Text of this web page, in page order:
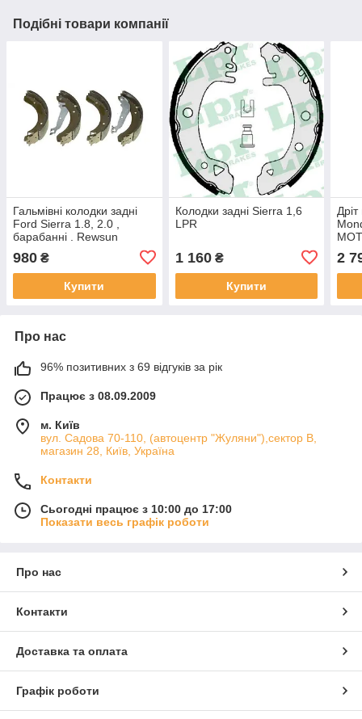
Подібні товари компанії
Гальмівні колодки задні
Ford Sierra 1.8, 2.0 ,
барабанні . Rewsun
980 ₴
Купити
Колодки задні Sierra 1,6
LPR
1 160₴
Купити
2
Про нас
96% позитивних з 69 відгуків за рік
Працює з 08.09.2009
м. Київ
вул. Садова 70-110, (автоцентр "Жуляни"),сектор В,
магазин 28, Київ, Україна
Контакти
Сьогодні працює з 10:00 до 17:00
Показати весь графік роботи
Про нас
Контакти
Доставка та оплата
Графік роботи